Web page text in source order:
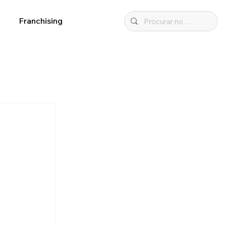
Franchising